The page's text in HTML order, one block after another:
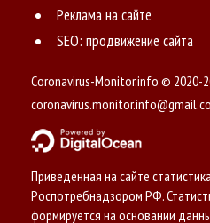
Реклама на сайте
SEO: продвижение сайта
Coronavirus-Monitor.info © 2020-
Приведенная на сайте
Роспотребнадзором РФ.
формируется на основании